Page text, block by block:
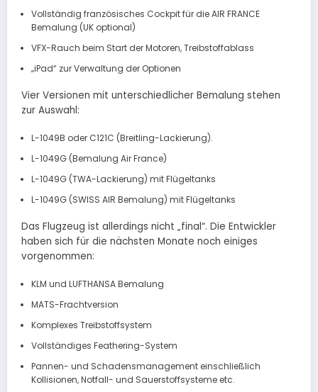
Vollständig französisches Cockpit für die AIR FRANCE
Bemalung (UK optional)
VFX-Rauch beim Start der Motoren, Treibstoffablass
„iPad“ zur Verwaltung der Optionen
Vier Versionen mit unterschiedlicher Bemalung stehen
zur Auswahl:
L-1049B oder C121C (Breitling-Lackierung).
L-1049G (Bemalung Air France)
L-1049G (TWA-Lackierung) mit Flügeltanks
L-1049G (SWISS AIR Bemalung) mit Flügeltanks
Das Flugzeug ist allerdings nicht „final“. Die Entwickler
haben sich für die nächsten Monate noch einiges
vorgenommen:
KLM und LUFTHANSA Bemalung
MATS-Frachtversion
Komplexes Treibstoffsystem
Vollständiges Feathering-System
Pannen- und Schadensmanagement einschließlich
Kollisionen, Notfall- und Sauerstoffsysteme etc.